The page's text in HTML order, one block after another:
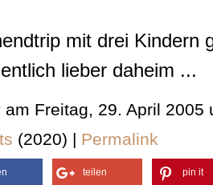
mit drei Kindern
lieber daheim ...
am Freitag, 29. April 2005
(2020) | Permalink
teilen pin it